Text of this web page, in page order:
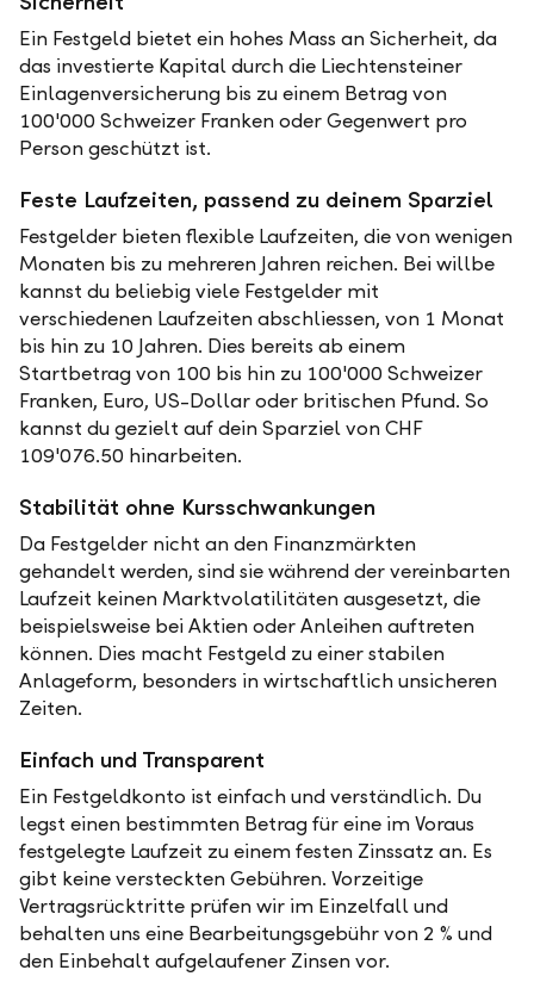
Ein Festgeld bietet ein hohes Mass an Sicherheit, da
das investierte Kapital durch die Liechtensteiner
Einlagenversicherung bis zu einem Betrag von
100'000 Schweizer Franken oder Gegenwert pro
Person geschützt ist.
Feste Laufzeiten, passend zu deinem Sparziel
Festgelder bieten flexible Laufzeiten, die von wenigen
Monaten bis zu mehreren Jahren reichen. Bei willbe
kannst du beliebig viele Festgelder mit
verschiedenen Laufzeiten abschliessen, von 1 Monat
bis hin zu 10 Jahren. Dies bereits ab einem
Startbetrag von 100 bis hin zu 100'000 Schweizer
Franken, Euro, US-Dollar oder britischen Pfund. So
kannst du gezielt auf dein Sparziel von CHF
109'076.50 hinarbeiten.
Stabilität ohne Kursschwankungen
Da Festgelder nicht an den Finanzmärkten
gehandelt werden, sind sie während der vereinbarten
Laufzeit keinen Marktvolatilitäten ausgesetzt, die
beispielsweise bei Aktien oder Anleihen auftreten
können. Dies macht Festgeld zu einer stabilen
Anlageform, besonders in wirtschaftlich unsicheren
Zeiten.
Einfach und Transparent
Ein Festgeldkonto ist einfach und verständlich. Du
legst einen bestimmten Betrag für eine im Voraus
festgelegte Laufzeit zu einem festen Zinssatz an. Es
gibt keine versteckten Gebühren. Vorzeitige
Vertragsrücktritte prüfen wir im Einzelfall und
behalten uns eine Bearbeitungsgebühr von 2 % und
den Einbehalt aufgelaufener Zinsen vor.